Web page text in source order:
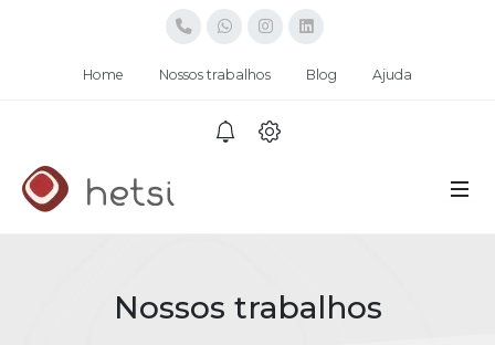
Home Nossos trabalhos Blog Ajuda
Nossos trabalhos